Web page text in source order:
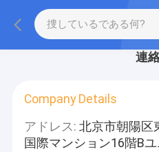
連
Company Details
アドレス: 北京市朝陽区
国際マンション16階Bユ